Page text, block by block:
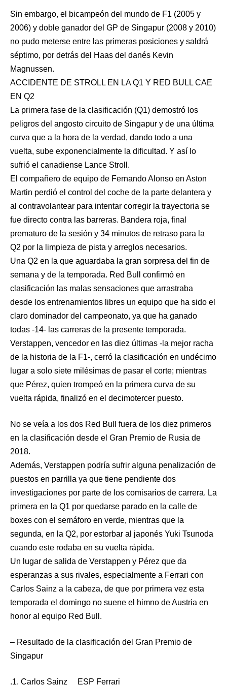
Sin embargo, el bicampeón del mundo de F1 (2005 y
2006) y doble ganador del GP de Singapur (2008 y 2010)
no pudo meterse entre las primeras posiciones y saldrá
séptimo, por detrás del Haas del danés Kevin
Magnussen.
ACCIDENTE DE STROLL EN LA Q1 Y RED BULL CAE
EN Q2
La primera fase de la clasificación (Q1) demostró los
peligros del angosto circuito de Singapur y de una última
curva que a la hora de la verdad, dando todo a una
vuelta, sube exponencialmente la dificultad. Y así lo
sufrió el canadiense Lance Stroll.
El compañero de equipo de Fernando Alonso en Aston
Martin perdió el control del coche de la parte delantera y
al contravolantear para intentar corregir la trayectoria se
fue directo contra las barreras. Bandera roja, final
prematuro de la sesión y 34 minutos de retraso para la
Q2 por la limpieza de pista y arreglos necesarios.
Una Q2 en la que aguardaba la gran sorpresa del fin de
semana y de la temporada. Red Bull confirmó en
clasificación las malas sensaciones que arrastraba
desde los entrenamientos libres un equipo que ha sido el
claro dominador del campeonato, ya que ha ganado
todas -14- las carreras de la presente temporada.
Verstappen, vencedor en las diez últimas -la mejor racha
de la historia de la F1-, cerró la clasificación en undécimo
lugar a solo siete milésimas de pasar el corte; mientras
que Pérez, quien trompeó en la primera curva de su
vuelta rápida, finalizó en el decimotercer puesto.
No se veía a los dos Red Bull fuera de los diez primeros
en la clasificación desde el Gran Premio de Rusia de
2018.
Además, Verstappen podría sufrir alguna penalización de
puestos en parrilla ya que tiene pendiente dos
investigaciones por parte de los comisarios de carrera. La
primera en la Q1 por quedarse parado en la calle de
boxes con el semáforo en verde, mientras que la
segunda, en la Q2, por estorbar al japonés Yuki Tsunoda
cuando este rodaba en su vuelta rápida.
Un lugar de salida de Verstappen y Pérez que da
esperanzas a sus rivales, especialmente a Ferrari con
Carlos Sainz a la cabeza, de que por primera vez esta
temporada el domingo no suene el himno de Austria en
honor al equipo Red Bull.
– Resultado de la clasificación del Gran Premio de
Singapur
.1. Carlos Sainz ESP Ferrari